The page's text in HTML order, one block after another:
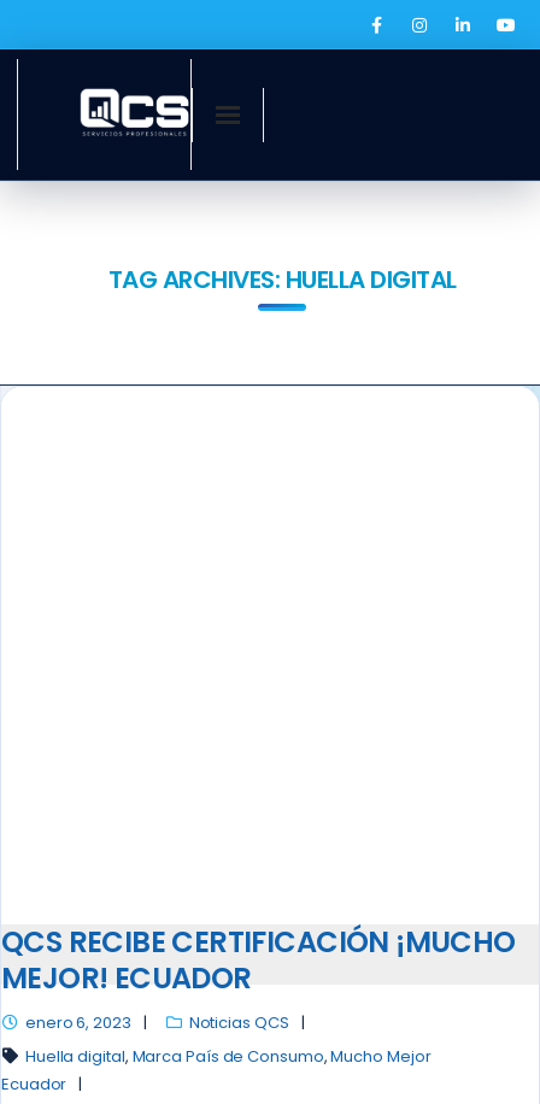
TAG ARCHIVES: HUELLA DIGITAL
QCS RECIBE CERTIFICACIÓN ¡MUCHO
MEJOR! ECUADOR
enero 6, 2023
Noticias QCS
Huella digital, Marca País de Consumo,Mucho Mejor
Ecuador